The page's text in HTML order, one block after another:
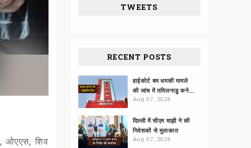
,ओएएस,शिव
TWEETS
RECENT POSTS
हाईकोर्ट बम धमकी मामले
की जांच में तमिलनाडु कनेक्शन
Aug 07, 2026
दिल्ली में सीएम माझी ने की
निवेशकों से मुलाकात
Aug 07, 2026